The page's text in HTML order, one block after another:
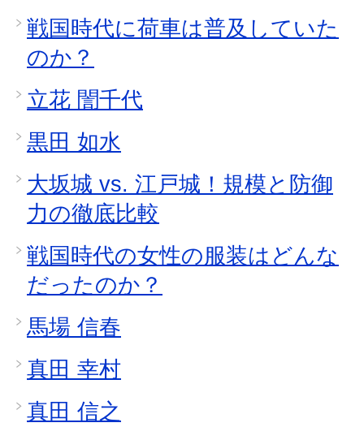
戦国時代に荷車は普及していた
のか？
立花 誾千代
黒田 如水
大坂城 vs. 江戸城！規模と防御
力の徹底比較
戦国時代の女性の服装はどんな
だったのか？
馬場 信春
真田 幸村
真田 信之